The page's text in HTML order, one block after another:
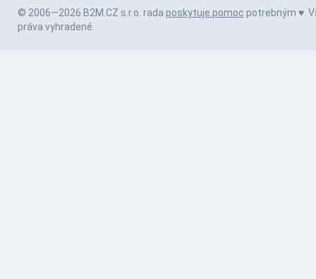
© 2006—2026 B2M.CZ s.r.o. rada poskytuje pomoc potrebným ♥️.
práva vyhradené.